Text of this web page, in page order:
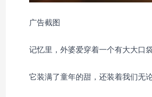
广告截图
记忆里，外婆爱穿着一个有大大口
它装满了童年的甜，还装着我们无